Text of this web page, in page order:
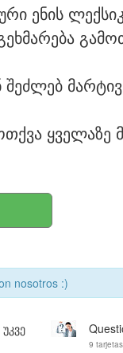
ენის
შეძლებ
ყველაზე
nosotros :)
9 tarjetas